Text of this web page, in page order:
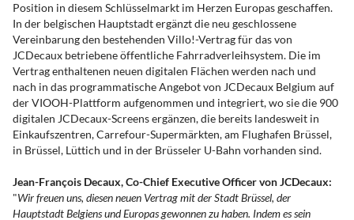
Position in diesem Schlüsselmarkt im Herzen Europas geschaffen.
In der belgischen Hauptstadt ergänzt die neu geschlossene
Vereinbarung den bestehenden Villo!-Vertrag für das von
JCDecaux betriebene öffentliche Fahrradverleihsystem. Die im
Vertrag enthaltenen neuen digitalen Flächen werden nach und
nach in das programmatische Angebot von JCDecaux Belgium auf
der VIOOH-Plattform aufgenommen und integriert, wo sie die 900
digitalen JCDecaux-Screens ergänzen, die bereits landesweit in
Einkaufszentren, Carrefour-Supermärkten, am Flughafen Brüssel,
in Brüssel, Lüttich und in der Brüsseler U-Bahn vorhanden sind.
Jean-François Decaux, Co-Chief Executive Officer von JCDecaux:
"Wir freuen uns, diesen neuen Vertrag mit der Stadt Brüssel, der
Hauptstadt Belgiens und Europas gewonnen zu haben. Indem es sein